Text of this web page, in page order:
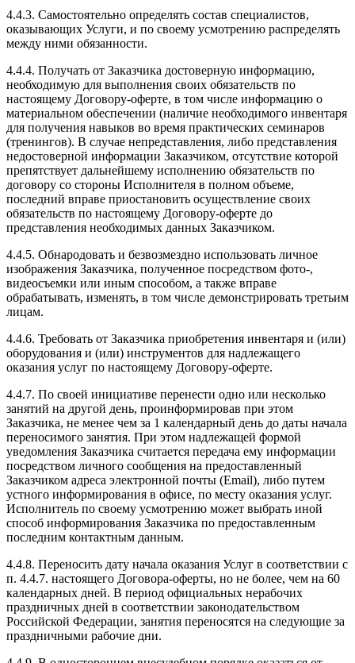
4.4.3. Самостоятельно определять состав специалистов,
оказывающих Услуги, и по своему усмотрению распределять
между ними обязанности.
4.4.4. Получать от Заказчика достоверную информацию,
необходимую для выполнения своих обязательств по
настоящему Договору-оферте, в том числе информацию о
материальном обеспечении (наличие необходимого инвентаря
для получения навыков во время практических семинаров
(тренингов). В случае непредставления, либо представления
недостоверной информации Заказчиком, отсутствие которой
препятствует дальнейшему исполнению обязательств по
договору со стороны Исполнителя в полном объеме,
последний вправе приостановить осуществление своих
обязательств по настоящему Договору-оферте до
представления необходимых данных Заказчиком.
4.4.5. Обнародовать и безвозмездно использовать личное
изображения Заказчика, полученное посредством фото-,
видеосъемки или иным способом, а также вправе
обрабатывать, изменять, в том числе демонстрировать третьим
лицам.
4.4.6. Требовать от Заказчика приобретения инвентаря и (или)
оборудования и (или) инструментов для надлежащего
оказания услуг по настоящему Договору-оферте.
4.4.7. По своей инициативе перенести одно или несколько
занятий на другой день, проинформировав при этом
Заказчика, не менее чем за 1 календарный день до даты начала
переносимого занятия. При этом надлежащей формой
уведомления Заказчика считается передача ему информации
посредством личного сообщения на предоставленный
Заказчиком адреса электронной почты (Email), либо путем
устного информирования в офисе, по месту оказания услуг.
Исполнитель по своему усмотрению может выбрать иной
способ информирования Заказчика по предоставленным
последним контактным данным.
4.4.8. Переносить дату начала оказания Услуг в соответствии с
п. 4.4.7. настоящего Договора-оферты, но не более, чем на 60
календарных дней. В период официальных нерабочих
праздничных дней в соответствии законодательством
Российской Федерации, занятия переносятся на следующие за
праздничными рабочие дни.